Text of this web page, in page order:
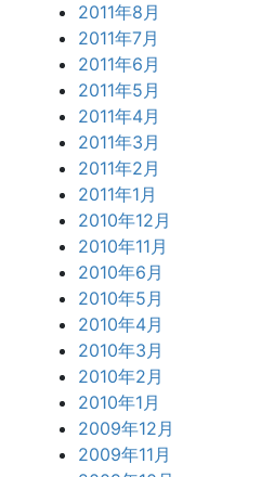
2011年8月
2011年7月
2011年6月
2011年5月
2011年4月
2011年3月
2011年2月
2011年1月
2010年12月
2010年11月
2010年6月
2010年5月
2010年4月
2010年3月
2010年2月
2010年1月
2009年12月
2009年11月